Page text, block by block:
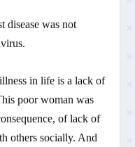
disease was not
in life is a lack of
poor woman was
of lack of
others socially. And